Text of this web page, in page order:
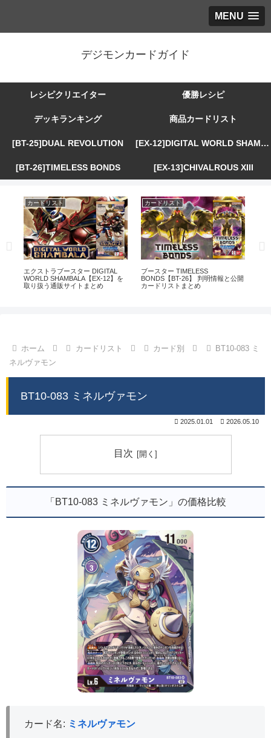
MENU
デジモンカードガイド
レシピクリエイター 優勝レシピ
デッキランキング 商品カードリスト
[BT-25]DUAL REVOLUTION [EX-12]DIGITAL WORLD SHAMBALA
[BT-26]TIMELESS BONDS [EX-13]CHIVALROUS XIII
カードリスト
エクストラブースター DIGITAL
WORLD SHAMBALA【EX-12】を
取り扱う通販サイトまとめ
カードリスト
ブースター TIMELESS
BONDS【BT-26】 判明情報と公開
カードリストまとめ
ホーム カードリスト カード別
BT10-083 ミ
ネルヴァモン
BT10-083 ミネルヴァモン
2025.01.01 2026.05.10
目次
「BT10-083 ミネルヴァモン」の価格比較
カード名: ミネルヴァモン